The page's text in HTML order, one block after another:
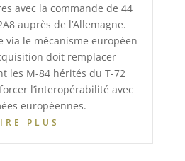
avec la commande de 44
auprès de l’Allemagne.
via le mécanisme européen
doit remplacer
les M-84 hérités du T-72
l’interopérabilité avec
européennes.
PLUS